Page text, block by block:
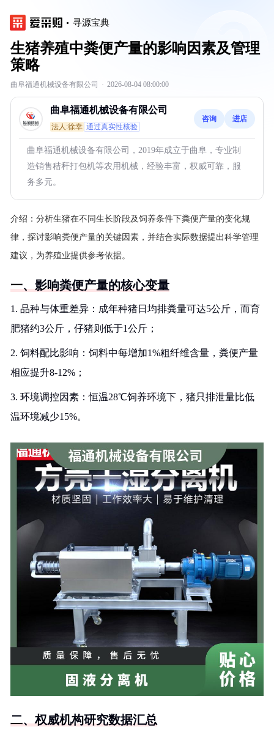
寻源宝典
生猪养殖中粪便产量的影响因素及管理
策略
曲阜福通机械设备有限公司 · 2026-08-04 08:00:00
曲阜福通机械设备有限公司
法人:徐幸 通过真实性核验
咨询 进店
曲阜福通机械设备有限公司，2019年成立于曲阜，专业制
造销售秸秆打包机等农用机械，经验丰富，权威可靠，服
务多元。
介绍： 分析生猪在不同生长阶段及饲养条件下粪便产量的变化规
律，探讨影响粪便产量的关键因素，并结合实际数据提出科学管理
建议，为养殖业提供参考依据。
一、影响粪便产量的核心变量
1. 品种与体重差异：成年种猪日均排粪量可达5公斤，而育
肥猪约3公斤，仔猪则低于1公斤；
2. 饲料配比影响：饲料中每增加1%粗纤维含量，粪便产量
相应提升8-12%；
3. 环境调控因素：恒温28℃饲养环境下，猪只排泄量比低
温环境减少15%。
二、权威机构研究数据汇总